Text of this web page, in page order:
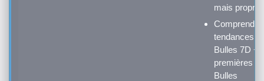
mais propre
tendances
Bulles 7D +
premières
Bulles